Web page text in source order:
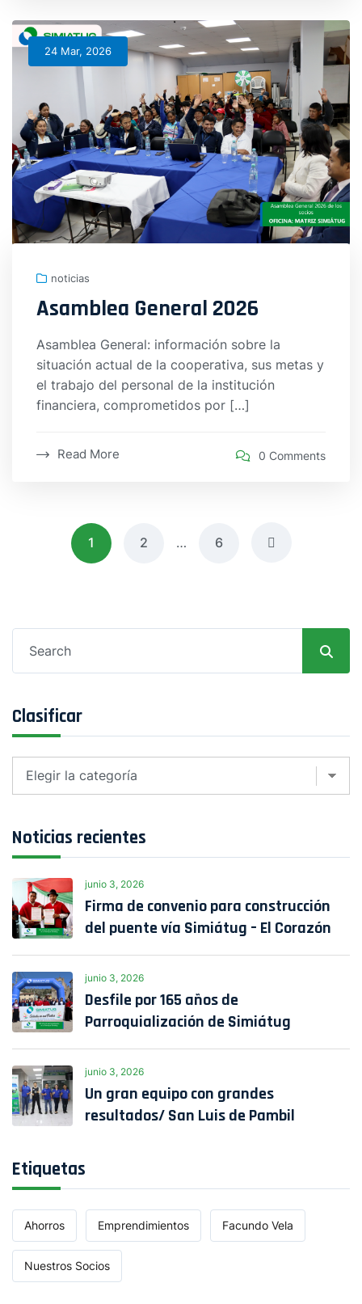
24 Mar, 2026
noticias
Asamblea General 2026
Asamblea General: información sobre la
situación actual de la cooperativa, sus metas y
el trabajo del personal de la institución
financiera, comprometidos por […]
Read More 0 Comments
Navegación
1 2 … 6
for:
Clasificar
Noticias recientes
junio 3, 2026
Firma de convenio para construcción
del puente vía Simiátug – El Corazón
junio 3, 2026
Desfile por 165 años de
Parroquialización de Simiátug
junio 3, 2026
Un gran equipo con grandes
resultados/ San Luis de Pambil
Etiquetas
Ahorros Emprendimientos Facundo Vela
Nuestros Socios